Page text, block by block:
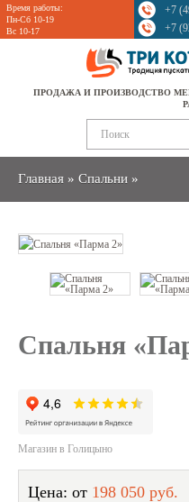
Время работы:
Пн-Сб 10-19
Вс 10-17
+7
+7
ПРОДАЖА И ПРОИЗВОДСТВО
Главная » Спальни »
Sale
Спальня
Магазин в Голицыно
Цена: от 198 050 руб.